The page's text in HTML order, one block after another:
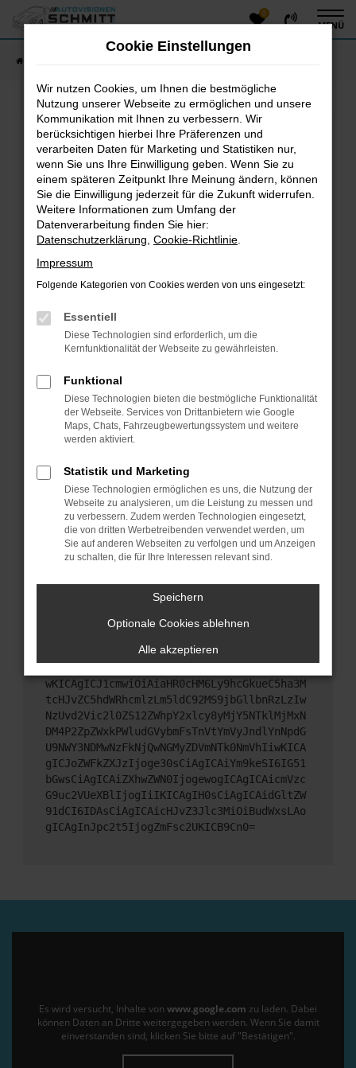
Zum
Hauptinhalt
0
MENÜ
Fehler: Network Error
Beim Laden ist ein Fehler aufgetreten.
Hier sind ein paar Tipps, die dir helfen können:
Überprüfe deine Firewall und deine
Internetverbindung.
Laden andere Webseiten, zum Beispiel deine
Suchmaschine?
Prüfe deine Browsererweiterungen.
das Laden bestimmter Seiten verhindern.
Funktioniert die Seite in einem anderen Browser
oder in einem privaten Fenster?
Das kann manchmal helfen, vorübergehende
Probleme zu beheben.
Stelle sicher, dass dein Browser und dein
Betriebssystem auf dem neuesten Stand sind.
Sicherheitsrisiko, sondern kann auch dazu führen,
dass bestimmte Funktionen nicht mehr
unterstützt werden.
Wende dich an den Webseitenbetreiber.
Wenn du alle oben genannten Schritte versucht
hast, kontaktiere uns bitte. Wir werden versuchen,
das Problem zu beheben. Du kannst uns diesen
Text schicken, um uns bei der Fehlersuche zu
unterstützen:
ewogICJuYW1lIjogIk5ldHdvcmtFcnJvciIsCiAgI
mNvbmZpZyI6IHsKICAgICJtZXRob2QiOiAiR0VUIi
wKICAgICJ1cmwiOiAiaHR0cHM6Ly9hcGkueC5ha3M
tcHJvZC5hdWRhcmlzLm5ldC92MS9jbGllbnRzLzIw
NzUvd2Vic2l0ZS12ZWhpY2xlcy8yMjY5NTklMjMxN
DM4P2ZpZWxkPWludGVybmFsTnVtYmVyJndlYnNpdG
U9NWY3NDMwNzFkNjQwNGMyZDVmNTk0NmVhIiwKICA
gICJoZWFkZXJzIjoge30sCiAgICAiYm9keSI6IG51
bGwsCiAgICAiZXhwZWN0IjogewogICAgICAicmVzc
G9uc2VUeXBlIjogIiIKICAgIH0sCiAgICAidGltZW
91dCI6IDAsCiAgICAicHJvZ3Jlc3MiOiBudWxsLAo
gICAgInJpc2t5IjogZmFsc2UKICB9Cn0=
Es wird versucht, Inhalte von www.google.com zu laden. Dabei
können Daten an Dritte weitergegeben werden. Wenn Sie damit
einverstanden sind, klicken Sie bitte auf "Bestätigen".
Cookie Einstellungen
Wir nutzen Cookies, um Ihnen die bestmögliche
Nutzung unserer Webseite zu ermöglichen und unsere
Kommunikation mit Ihnen zu verbessern. Wir
berücksichtigen hierbei Ihre Präferenzen und
verarbeiten Daten für Marketing und Statistiken nur,
wenn Sie uns Ihre Einwilligung geben. Wenn Sie zu
einem späteren Zeitpunkt Ihre Meinung ändern, können
Sie die Einwilligung jederzeit für die Zukunft widerrufen.
Weitere Informationen zum Umfang der
Datenverarbeitung finden Sie hier:
Datenschutzerklärung Cookie-Richtlinie
Impressum
Folgende Kategorien von Cookies werden von uns eingesetzt:
Essentiell
Diese Technologien sind erforderlich, um die
Kernfunktionalität der Webseite zu gewährleisten.
Funktional
Diese Technologien bieten die bestmögliche Funktionalität
der Webseite. Services von Drittanbietern wie Google
Maps, Chats, Fahrzeugbewertungssystem und weitere
werden aktiviert.
Statistik und Marketing
Diese Technologien ermöglichen es uns, die Nutzung der
Webseite zu analysieren, um die Leistung zu messen und
zu verbessern. Zudem werden Technologien eingesetzt,
die von dritten Werbetreibenden verwendet werden, um
Sie auf anderen Webseiten zu verfolgen und um Anzeigen
zu schalten, die für Ihre Interessen relevant sind.
Speichern
Optionale Cookies ablehnen
Alle akzeptieren